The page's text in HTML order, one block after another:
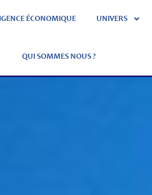
ÉCONOMIQUE UNIVERS
QUI SOMMES NOUS ?